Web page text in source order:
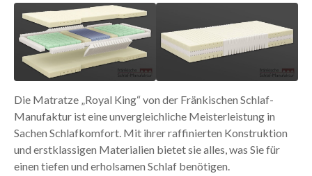
Die Matratze „Royal King“ von der Fränkischen Schlaf-
Manufaktur ist eine unvergleichliche Meisterleistung in
Sachen Schlafkomfort. Mit ihrer raffinierten Konstruktion
und erstklassigen Materialien bietet sie alles, was Sie für
einen tiefen und erholsamen Schlaf benötigen.